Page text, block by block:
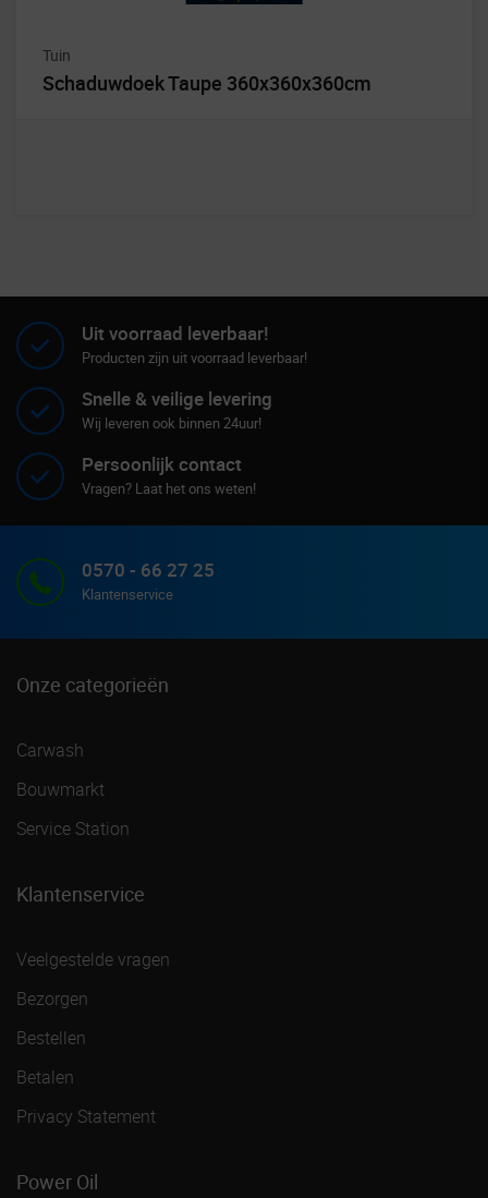
Tuin
Schaduwdoek Taupe 360x360x360cm
Uit voorraad leverbaar!
Producten zijn uit voorraad leverbaar!
Snelle & veilige levering
Wij leveren ook binnen 24uur!
Persoonlijk contact
Vragen? Laat het ons weten!
0570 - 66 27 25
Klantenservice
Onze categorieën
Carwash
Bouwmarkt
Service Station
Klantenservice
Veelgestelde vragen
Bezorgen
Bestellen
Betalen
Privacy Statement
Power Oil